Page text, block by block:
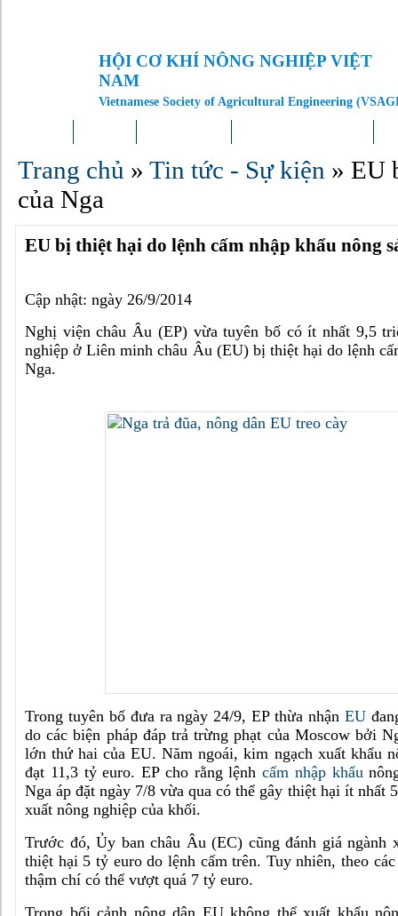
HỘI CƠ KHÍ NÔNG NGHIỆP VIỆT
NAM
Vietnamese Society of Agricultural Engineering
Trang chủ » Tin tức - Sự kiện » EU
của Nga
EU bị thiệt hại do lệnh cấm nhập khẩu nông
Cập nhật: ngày 26/9/2014
Nghị viện châu Âu (EP) vừa tuyên bố có ít nhất 9,5
nghiệp ở Liên minh châu Âu (EU) bị thiệt hại do lệnh
Nga.
Trong tuyên bố đưa ra ngày 24/9, EP thừa nhận EU
do các biện pháp đáp trả trừng phạt của Moscow bởi
lớn thứ hai của EU. Năm ngoái, kim ngạch xuất khẩu
đạt 11,3 tỷ euro. EP cho rằng lệnhcấm nhập khẩu
Nga áp đặt ngày 7/8 vừa qua có thể gây thiệt hại ít nhất
xuất nông nghiệp của khối.
Trước đó, Ủy ban châu Âu (EC) cũng đánh giá ngành
thiệt hại 5 tỷ euro do lệnh cấm trên. Tuy nhiên, theo
thậm chí có thể vượt quá 7 tỷ euro.
Trong bối cảnh nông dân EU không thể xuất khẩu